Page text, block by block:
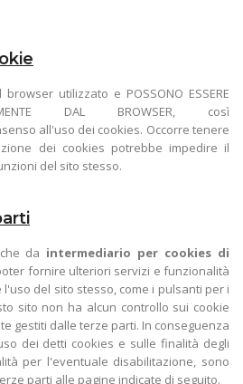
utilizzato e POSSONO ESSERE
DAL BROWSER, così
all'uso dei cookies. Occorre tenere
dei cookies potrebbe impedire il
del sito stesso.
da intermediario per cookies di
fornire ulteriori servizi e funzionalità
del sito stesso, come i pulsanti per i
sito non ha alcun controllo sui cookie
gestiti dalle terze parti. In conseguenza
dei detti cookies e sulle finalità degli
per l'eventuale disabilitazione, sono
parti alle pagine indicate di seguito.